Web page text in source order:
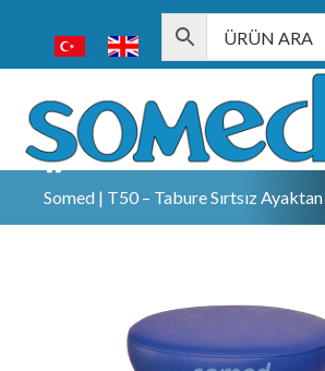
Somed | T50 – Tabure Sırtsız